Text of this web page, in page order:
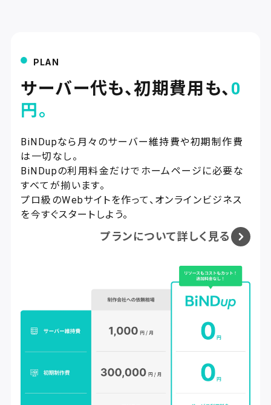
PLAN
サーバー代も、初期費用も、 0
円。
BiNDupなら月々のサーバー維持費や初期制作費
は一切なし。
BiNDupの利用料金だけでホームページに必要な
すべてが揃います。
プロ級のWebサイトを作って 、オンラインビジネス
を今すぐスタートしよう。
プランについて詳しく見る